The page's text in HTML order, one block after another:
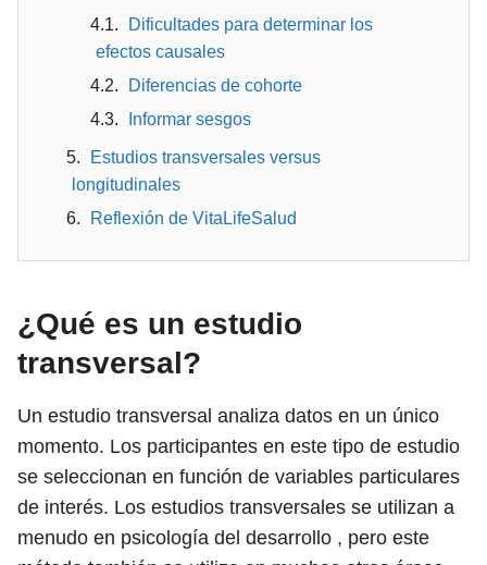
Dificultades para determinar los
efectos causales
Diferencias de cohorte
Informar sesgos
Estudios transversales versus
longitudinales
Reflexión de VitaLifeSalud
¿Qué es un estudio
transversal?
Un estudio transversal analiza datos en un único
momento. Los participantes en este tipo de estudio
se seleccionan en función de variables particulares
de interés. Los estudios transversales se utilizan a
menudo en psicología del desarrollo , pero este